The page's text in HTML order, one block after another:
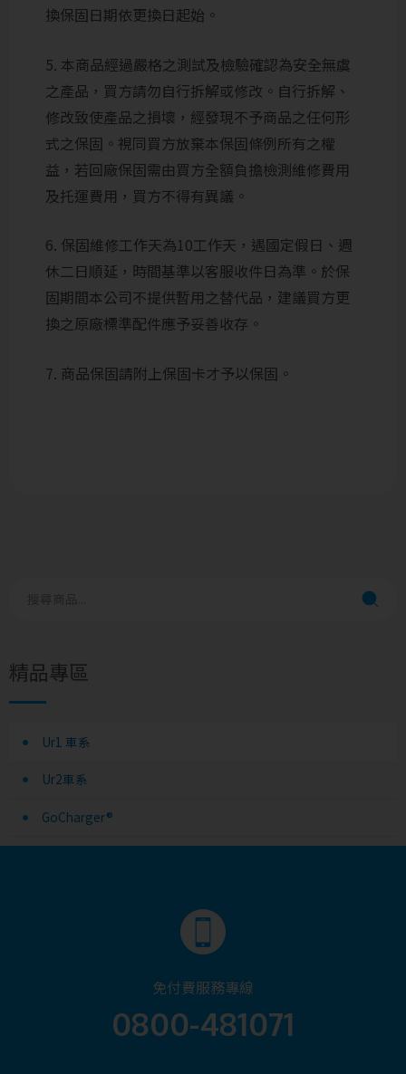
精品專區
Ur1 車系
Ur2車系
GoCharger®
換保固日期依更換日起始。
5. 本商品經過嚴格之測試及檢驗確認為安全無虞
之產品，買方請勿自行拆解或修改。自行拆解、
修改致使產品之損壞，經發現不予商品之任何形
式之保固。視同買方放棄本保固條例所有之權
益，若回廠保固需由買方全額負擔檢測維修費用
及托運費用，買方不得有異議。
6. 保固維修工作天為10工作天，遇國定假日、週
休二日順延，時間基準以客服收件日為準。於保
固期間本公司不提供暫用之替代品，建議買方更
換之原廠標準配件應予妥善收存。
7. 商品保固請附上保固卡才予以保固。
免付費服務專線
0800-481071